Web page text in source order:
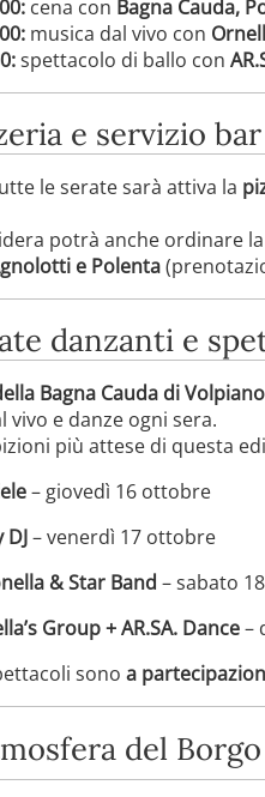
cena con Bagna Cauda,
musica dal vivo con
spettacolo di ballo con
e servizio bar
le serate sarà attiva la
potrà anche ordinare la
e Polenta
danzanti e
Bagna Cauda di Volpiano
vivo e danze ogni sera.
più attese di questa
– giovedì 16 ottobre
DJ– venerdì 17 ottobre
& Star Band – sabato
Group + AR.SA. Dance–
sono a
del